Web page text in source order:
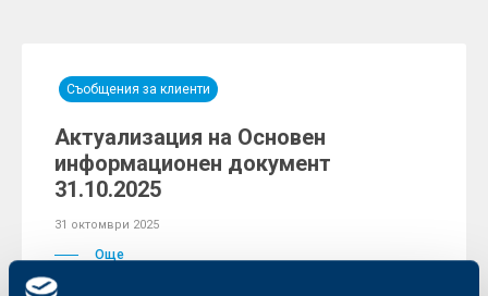
Съобщения за клиенти
Актуализация на Основен
информационен документ
31.10.2025
31 октомври 2025
Още